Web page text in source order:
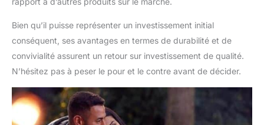
Bien qu’il puisse représenter un investissement initial
conséquent, ses avantages en termes de durabilité et de
convivialité assurent un retour sur investissement de qualité.
N’hésitez pas à peser le pour et le contre avant de décider.